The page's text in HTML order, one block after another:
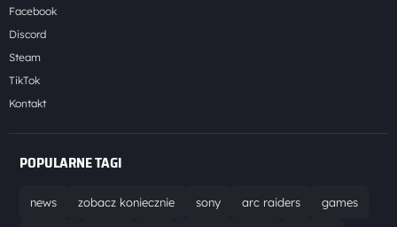
Facebook
Discord
Steam
TikTok
Kontakt
POPULARNE TAGI
news zobacz koniecznie sony arc raiders games